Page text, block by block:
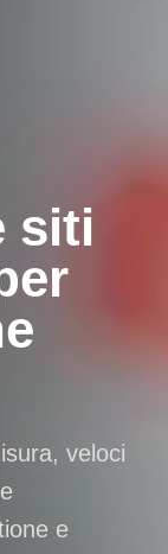
siti
veloci
e